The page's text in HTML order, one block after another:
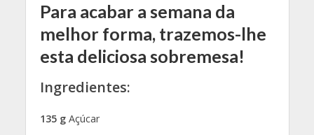
Para acabar a semana da
melhor forma, trazemos-lhe
esta deliciosa sobremesa!
Ingredientes:
135 gAçúcar